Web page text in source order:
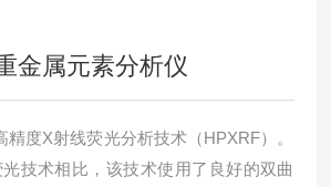
金属元素分析仪
精度X射线荧光分析技术（HPXRF）。
技术相比，该技术使用了良好的双曲